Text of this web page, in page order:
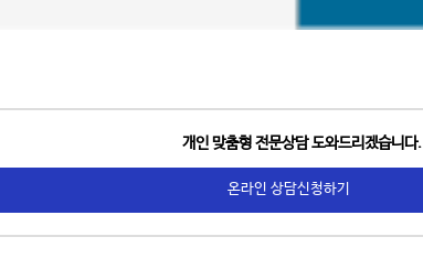
개인 맞춤형 전문상담 도와드리겠습니다.
온라인 상담신청하기